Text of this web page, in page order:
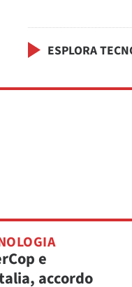
ESPLORA
e
accordo